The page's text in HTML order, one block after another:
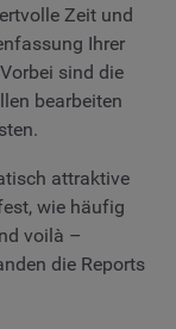
Zeit und
Ihrer
sind die
bearbeiten
attraktive
wie häufig
voilà –
die Reports